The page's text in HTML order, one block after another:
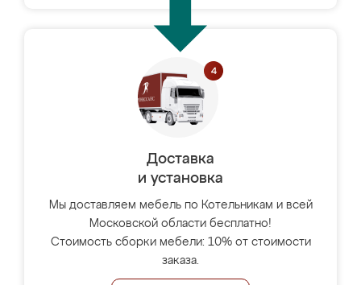
Доставка
и установка
Мы доставляем мебель по Котельникам и всей
Московской области бесплатно!
Стоимость сборки мебели: 10% от стоимости
заказа.